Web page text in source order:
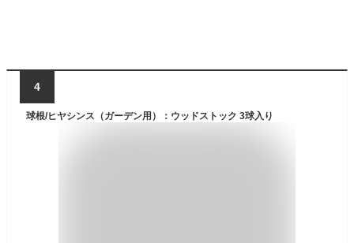
4
球根/ヒヤシンス（ガーデン用）：ウッドストック 3球入り